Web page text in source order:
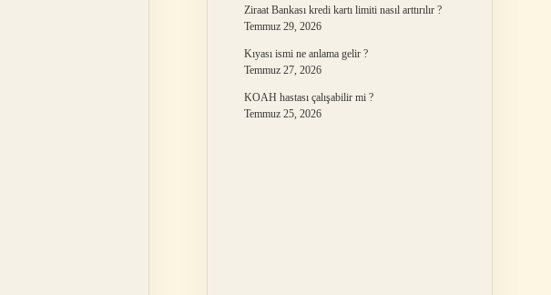
Ziraat Bankası kredi kartı limiti nasıl arttırılır ?
Temmuz 29, 2026
Kıyası ismi ne anlama gelir ?
Temmuz 27, 2026
KOAH hastası çalışabilir mi ?
Temmuz 25, 2026